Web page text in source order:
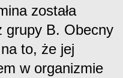
została
grupy B. Obecny
to, że jej
w organizmie